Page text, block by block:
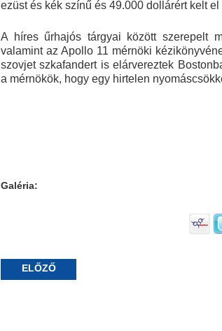
ezüst és kék színű és 49.000 dollárért kelt el
A híres űrhajós tárgyai között szerepelt
valamint az Apollo 11 mérnöki
szovjet szkafandert is elárvereztek
a mérnökök, hogy egy hirtelen
Galéria:
ELŐZŐ